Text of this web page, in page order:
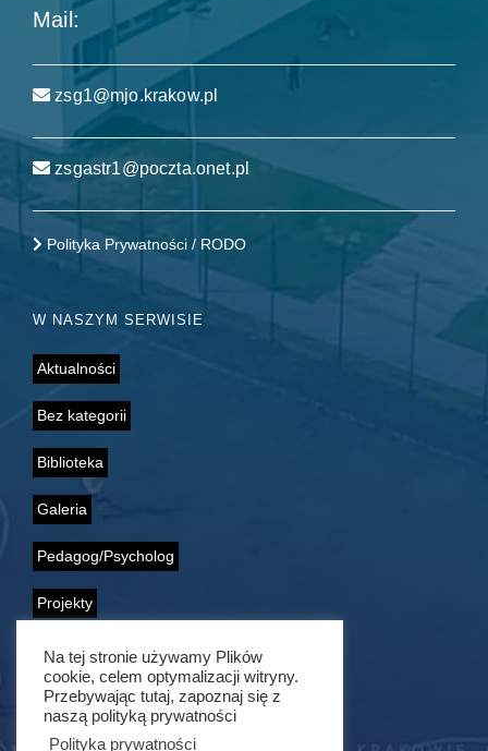
Mail:
zsg1@mjo.krakow.pl
zsgastr1@poczta.onet.pl
Polityka Prywatności / RODO
W NASZYM SERWISIE
Aktualności
Bez kategorii
Biblioteka
Galeria
Pedagog/Psycholog
Projekty
Samorząd Uczniowski
Wolontariat
Na tej stronie używamy Plików
cookie, celem optymalizacji witryny.
Przebywając tutaj, zapoznaj się z
naszą polityką prywatności
Polityka prywatności